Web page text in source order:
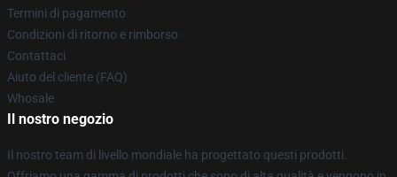
Termini di pagamento
Condizioni di ritorno e rimborso
Contattaci
Aiuto del cliente (FAQ)
Whosale
Il nostro negozio
Il nostro team di livello mondiale ha progettato questi prodotti.